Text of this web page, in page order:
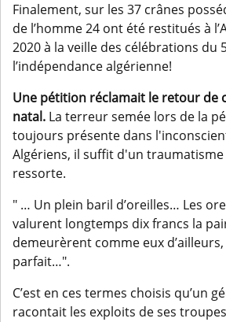
Finalement, sur les 37 crânes
de l’homme 24 ont été restitués à
2020 à la veille des célébrations du
l’indépendance algérienne!
Une pétition réclamait le retour de
natal. La terreur semée lors de la
toujours présente dans
Algériens, il suffit d'un
ressorte.
" … Un plein baril d’oreilles… Les
valurent longtemps dix francs la
demeurèrent comme eux
parfait…".
C’est en ces termes choisis qu’un
racontait les exploits de ses